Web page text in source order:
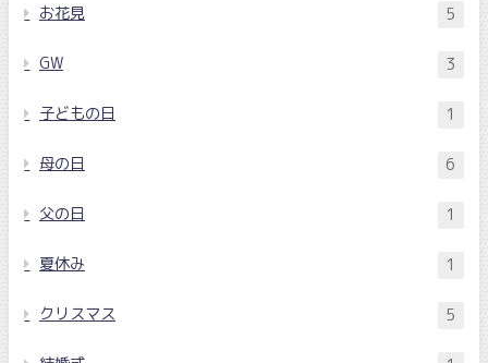
お花見 5
GW 3
子どもの日 1
母の日 6
父の日 1
夏休み 1
クリスマス 5